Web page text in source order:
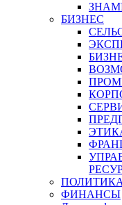
БИЗНЕС
ПОЛИТИКА
ФИНАНСЫ